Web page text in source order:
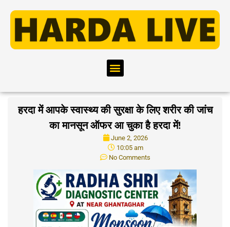
हरदा में आपके स्वास्थ्य की सुरक्षा के लिए शरीर की जांच
का मानसून ऑफर आ चुका है हरदा में!
June 2, 2026
10:05 am
No Comments